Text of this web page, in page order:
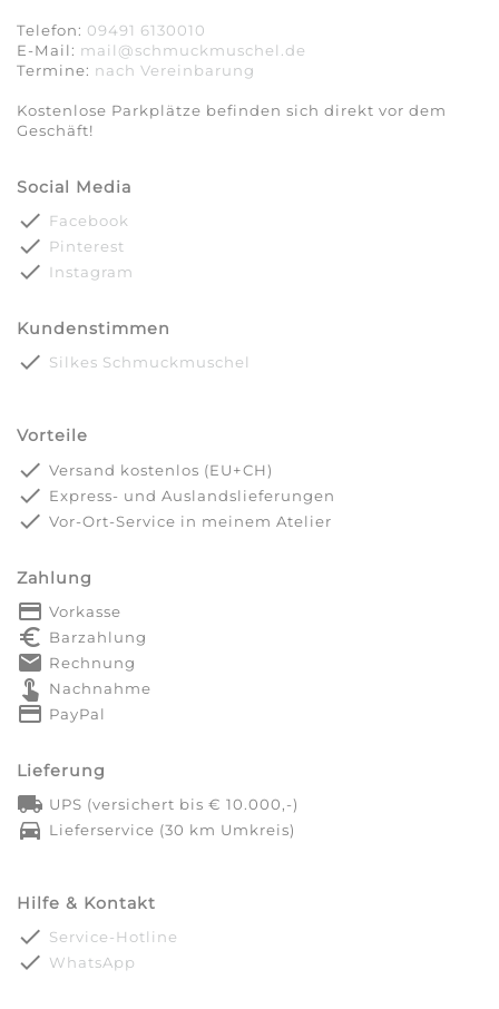
Telefon: 09491 6130010
E-Mail: mail@schmuckmuschel.de
Termine: nach Vereinbarung​​​​​​​
Kostenlose Parkplätze befinden sich direkt vor dem
Geschäft!
Social Media
done Facebook
done Pinterest
done Instagram
Kundenstimmen
done Silkes Schmuckmuschel
Vorteile
done Versand kostenlos (EU+CH)
done Express- und Auslandslieferungen
done Vor-Ort-Service in meinem Atelier
Zahlung
payment Vorkasse
euro_symbol Barzahlung
markunread Rechnung
touch_app Nachnahme
credit_card PayPal
Lieferung
local_shipping UPS (versichert bis € 10.000,-)
directions_car Lieferservice (30 km Umkreis)
Hilfe & Kontakt
done Service-Hotline
done WhatsApp